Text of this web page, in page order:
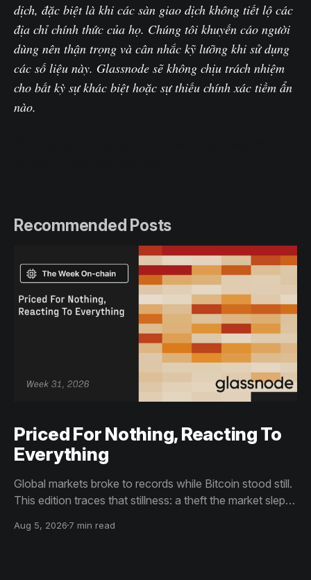
dịch, đặc biệt là khi các sàn giao dịch không tiết lộ các
địa chỉ chính thức của họ. Chúng tôi khuyến cáo người
dùng nên thận trọng và cân nhắc kỹ lưỡng khi sử dụng
các số liệu này. Glassnode sẽ không chịu trách nhiệm
cho bất kỳ sự khác biệt hoặc sự thiếu chính xác tiềm ẩn
nào.
Recommended Posts
Priced For Nothing, Reacting To
Everything
Global markets broke to records while Bitcoin stood still.
This edition traces that stillness: a theft the market slept
than capitulation, and an options market priced for
Aug 5, 2026 7 min read